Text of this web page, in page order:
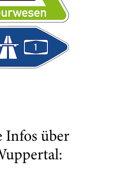
Infos über